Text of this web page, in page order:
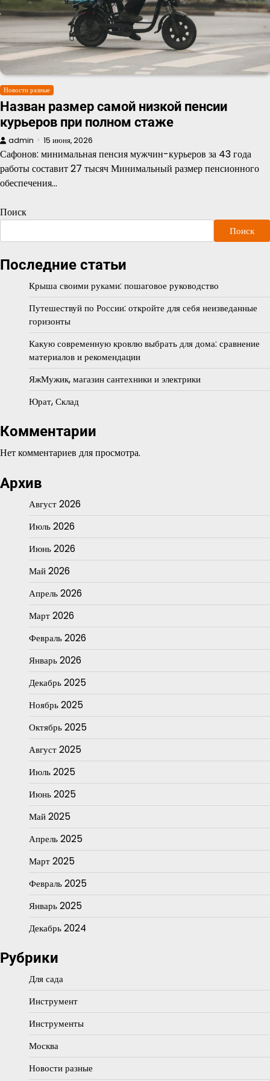
Новости разные
Назван размер самой низкой пенсии
курьеров при полном стаже
admin 15 июня, 2026
Сафонов: минимальная пенсия мужчин-курьеров за 43 года
работы составит 27 тысяч Минимальный размер пенсионного
обеспечения…
Поиск
Поиск
Последние статьи
Крыша своими руками: пошаговое руководство
Путешествуй по России: откройте для себя неизведанные
горизонты
Какую современную кровлю выбрать для дома: сравнение
материалов и рекомендации
ЯжМужик, магазин сантехники и электрики
Юрат, Склад
Комментарии
Нет комментариев для просмотра.
Архив
Август 2026
Июль 2026
Июнь 2026
Май 2026
Апрель 2026
Март 2026
Февраль 2026
Январь 2026
Декабрь 2025
Ноябрь 2025
Октябрь 2025
Август 2025
Июль 2025
Июнь 2025
Май 2025
Апрель 2025
Март 2025
Февраль 2025
Январь 2025
Декабрь 2024
Рубрики
Для сада
Инструмент
Инструменты
Москва
Новости разные